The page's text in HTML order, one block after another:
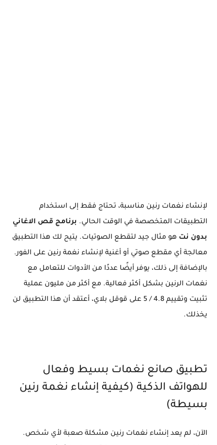
لإنشاء نغمات رنين مناسبة، تحتاج فقط إلى استخدام
التطبيقات المتخصصة في الوقت الحالي. برنامج قص الاغاني
بدون نت هو مثال جيد لتقطع الصوتيات. يتيح لك هذا التطبيق
معالجة أي مقطع صوتي أو أغنية لإنشاء نغمة رنين على الفور.
بالإضافة إلى ذلك، يوفر أيضًا عددًا من الأدوات للتعامل مع
نغمات الرنين بشكل أكثر فعالية. مع أكثر من مليون عملية
تثبيت وتقييم 4.8 / 5 على قوقل بلاي، أعتقد أن هذا التطبيق لن
يخذلك.
تطبيق صانع نغمات بسيط وفعال
للهواتف الذكية (كيفية إنشاء نغمة رنين
بسيطة)
الآن، لم يعد إنشاء نغمات رنين مشكلة صعبة لأي شخص.